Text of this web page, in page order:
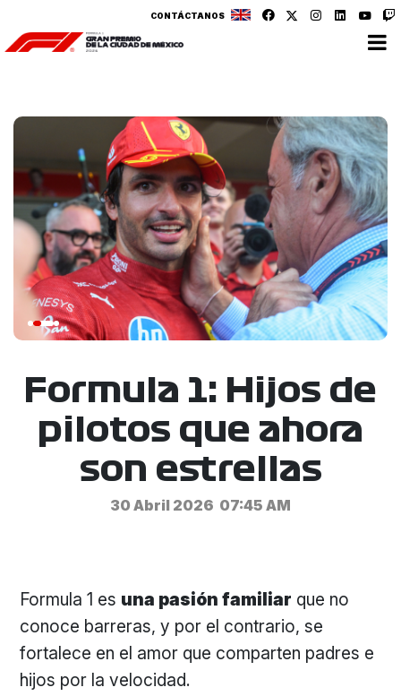
CONTÁCTANOS
Formula 1: Hijos de
pilotos que ahora
son estrellas
30 Abril 2026 07:45 AM
Formula 1 es una pasión familiar que no
conoce barreras, y por el contrario, se
fortalece en el amor que comparten padres e
hijos por la velocidad.